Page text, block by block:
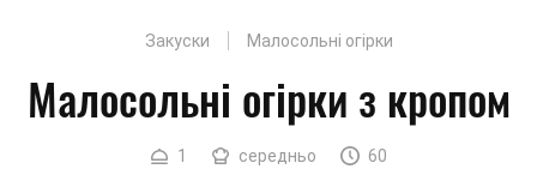
Закуски Малосольні огірки
Малосольні огірки з кропом
1 середньо
60